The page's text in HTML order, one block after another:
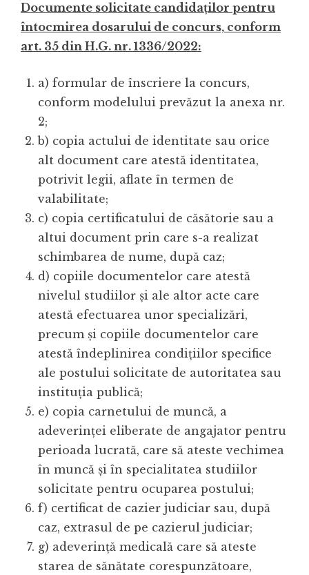
Documente solicitate candidaților pentru
întocmirea dosarului de concurs, conform
art. 35 din H.G. nr. 1336/2022:
a) formular de înscriere la concurs,
conform modelului prevăzut la anexa nr.
2;
b) copia actului de identitate sau orice
alt document care atestă identitatea,
potrivit legii, aflate în termen de
valabilitate;
c) copia certificatului de căsătorie sau a
altui document prin care s-a realizat
schimbarea de nume, după caz;
d) copiile documentelor care atestă
nivelul studiilor și ale altor acte care
atestă efectuarea unor specializări,
precum și copiile documentelor care
atestă îndeplinirea condițiilor specifice
ale postului solicitate de autoritatea sau
instituția publică;
e) copia carnetului de muncă, a
adeverinței eliberate de angajator pentru
perioada lucrată, care să ateste vechimea
în muncă și în specialitatea studiilor
solicitate pentru ocuparea postului;
f) certificat de cazier judiciar sau, după
caz, extrasul de pe cazierul judiciar;
g) adeverință medicală care să ateste
starea de sănătate corespunzătoare,